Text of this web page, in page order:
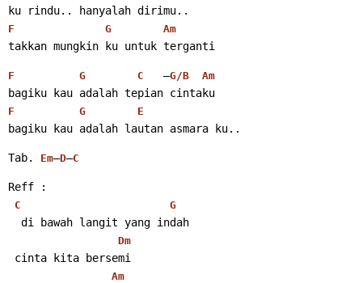
ku rindu.. hanyalah dirimu..
F G Am
takkan mungkin ku untuk terganti
F G C
   –
G/B Am
bagiku kau adalah tepian cintaku
F G E
bagiku kau adalah lautan asmara ku..
Tab. Em–D–C
Reff :
C G
  di bawah langit yang indah
Dm
cinta kita bersemi
Am